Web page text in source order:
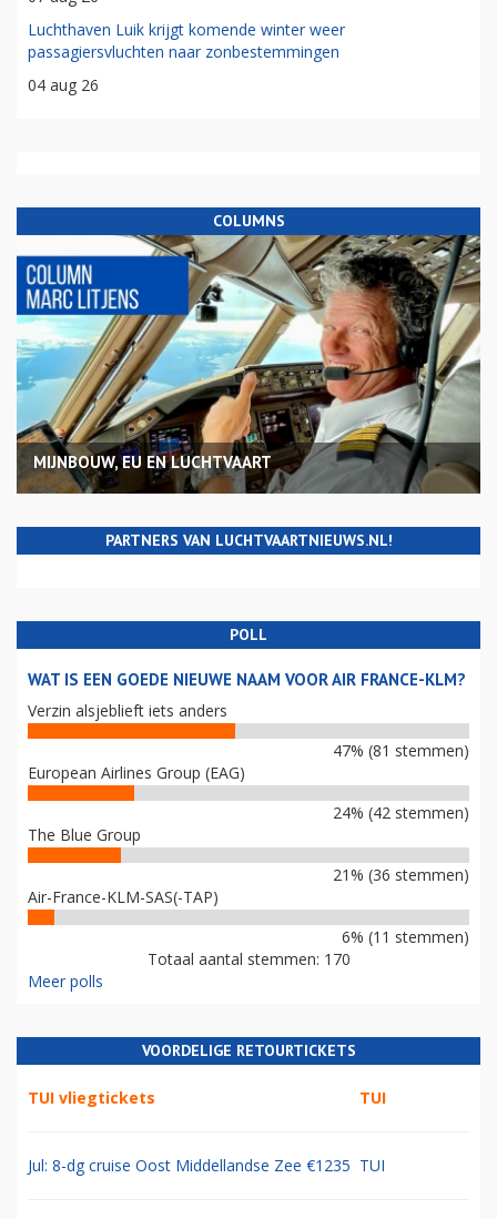
Luchthaven Luik krijgt komende winter weer
passagiersvluchten naar zonbestemmingen
04 aug 26
COLUMNS
MIJNBOUW, EU EN LUCHTVAART
PARTNERS VAN LUCHTVAARTNIEUWS.NL!
POLL
WAT IS EEN GOEDE NIEUWE NAAM VOOR AIR FRANCE-KLM?
Verzin alsjeblieft iets anders
47% (81 stemmen)
European Airlines Group (EAG)
24% (42 stemmen)
The Blue Group
21% (36 stemmen)
Air-France-KLM-SAS(-TAP)
6% (11 stemmen)
Totaal aantal stemmen: 170
Meer polls
VOORDELIGE RETOURTICKETS
TUI vliegtickets TUI
Jul: 8-dg cruise Oost Middellandse Zee €1235 TUI